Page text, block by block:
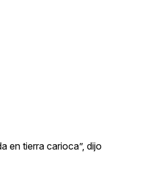
en tierra carioca”, dijo